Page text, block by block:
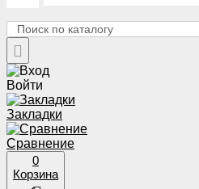
Войти
Закладки
Сравнение
0
Корзина